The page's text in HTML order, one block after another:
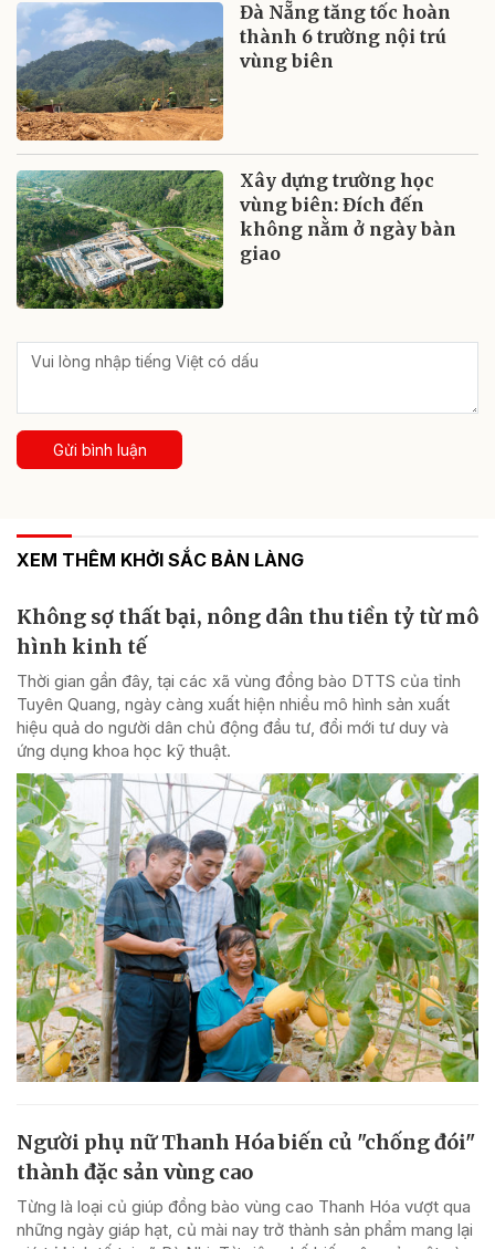
Đà Nẵng tăng tốc hoàn
thành 6 trường nội trú
vùng biên
Xây dựng trường học
vùng biên: Đích đến
không nằm ở ngày bàn
giao
Gửi bình luận
XEM THÊM KHỞI SẮC BẢN LÀNG
Không sợ thất bại, nông dân thu tiền tỷ từ mô
hình kinh tế
Thời gian gần đây, tại các xã vùng đồng bào DTTS của tỉnh
Tuyên Quang, ngày càng xuất hiện nhiều mô hình sản xuất
hiệu quả do người dân chủ động đầu tư, đổi mới tư duy và
ứng dụng khoa học kỹ thuật.
Người phụ nữ Thanh Hóa biến củ "chống đói"
thành đặc sản vùng cao
Từng là loại củ giúp đồng bào vùng cao Thanh Hóa vượt qua
những ngày giáp hạt, củ mài nay trở thành sản phẩm mang lại